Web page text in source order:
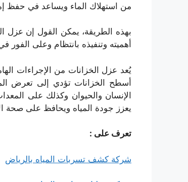
من استهلاك الماء ويساعد في حفظ
بهذه الطريقة، يمكن القول إن عزل
أهميته وتنفيذه بانتظام وعلى
يُعد عزل الخزانات من الإجراءات
أسطح الخزانات تؤدي إلى تعرض
الإنسان والحيوان وكذلك على
يعزز جودة المياه ويحافظ على صحة
تعرف على :
شركة كشف تسربات المياه بالرياض